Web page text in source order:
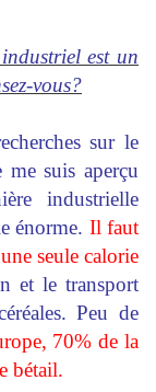
est un
vous?
sur le
suis aperçu
industrielle
énorme. Il faut
seule calorie
et le transport
Peu de
70% de la
bétail.